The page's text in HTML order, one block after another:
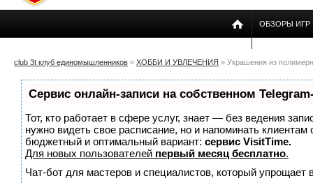
ОБЗОРЫ ИГР
club 3t клуб единомышленников » ХОББИ И УВЛЕЧЕНИЯ » Украшения из
Сервис онлайн-записи на собственном
Тот, кто работает в сфере услуг, знает — без ведения
нужно видеть свое расписание, но и напоминать
бюджетный и оптимальный вариант: сервис VisitTime.
Для новых пользователей первый месяц бесплатно.
Чат-бот для мастеров и специалистов, который упрощает